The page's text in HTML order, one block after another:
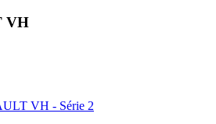
VH
VH - Série 2